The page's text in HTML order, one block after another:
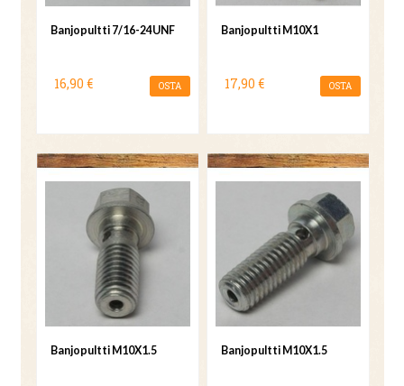
Banjopultti 7/16-24UNF
16,90 € OSTA
Banjopultti M10X1
17,90 € OSTA
Banjopultti M10X1.5 Banjopultti M10X1.5